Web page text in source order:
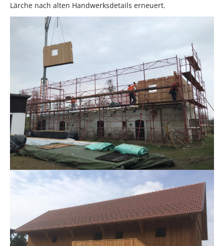
Lärche nach alten Handwerksdetails erneuert.